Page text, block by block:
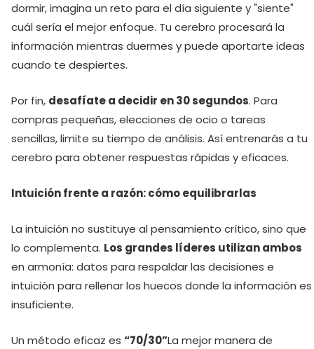
dormir, imagina un reto para el día siguiente y "siente"
cuál sería el mejor enfoque. Tu cerebro procesará la
información mientras duermes y puede aportarte ideas
cuando te despiertes.
Por fin, desafíate a decidir en 30 segundos. Para
compras pequeñas, elecciones de ocio o tareas
sencillas, limite su tiempo de análisis. Así entrenarás a tu
cerebro para obtener respuestas rápidas y eficaces.
Intuición frente a razón: cómo equilibrarlas
La intuición no sustituye al pensamiento crítico, sino que
lo complementa. Los grandes líderes utilizan ambos
en armonía: datos para respaldar las decisiones e
intuición para rellenar los huecos donde la información es
insuficiente.
Un método eficaz es “70/30”La mejor manera de